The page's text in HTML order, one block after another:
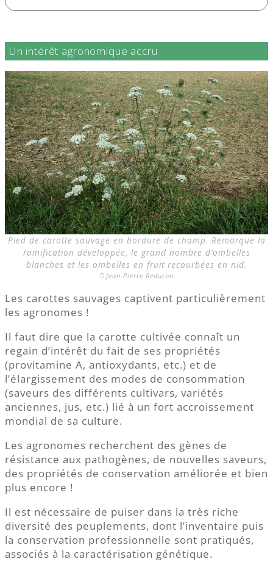
Un intérêt agronomique accru
Pied de carotte sauvage en bordure de champ. Remarque la
ramification développée, le grand nombre d’ombelles
blanches et les ombelles en fruit recourbées en nid.
Jean-Pierre Reduron
Les carottes sauvages captivent particulièrement
les agronomes !
Il faut dire que la carotte cultivée connaît un
regain d’intérêt du fait de ses propriétés
(provitamine A, antioxydants, etc.) et de
l’élargissement des modes de consommation
(saveurs des différents cultivars, variétés
anciennes, jus, etc.) lié à un fort accroissement
mondial de sa culture.
Les agronomes recherchent des gènes de
résistance aux pathogènes, de nouvelles saveurs,
des propriétés de conservation améliorée et bien
plus encore !
Il est nécessaire de puiser dans la très riche
diversité des peuplements, dont l’inventaire puis
la conservation professionnelle sont pratiqués,
associés à la caractérisation génétique.